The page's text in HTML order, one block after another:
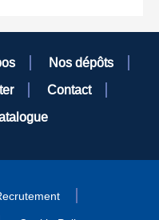
Nos dépôts
Contact